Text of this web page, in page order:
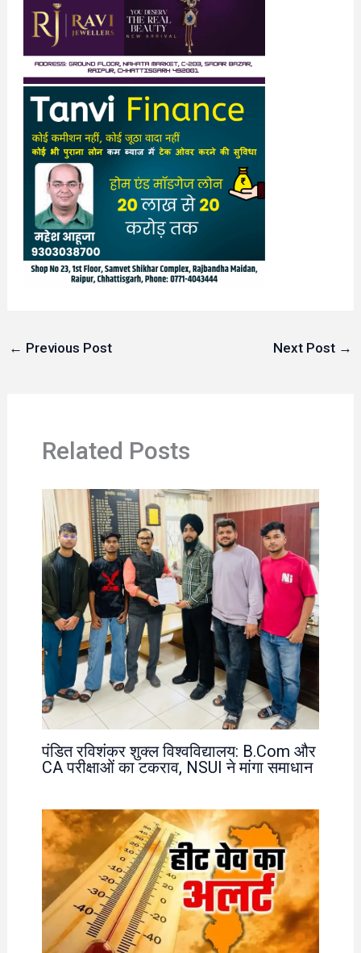
← Previous Post Next Post →
Related Posts
पंडित रविशंकर शुक्ल विश्वविद्यालय: B.Com और
CA परीक्षाओं का टकराव, NSUI ने मांगा समाधान